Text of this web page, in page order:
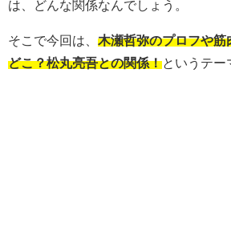
は、どんな関係なんでしょう。
そこで今回は、 木瀬哲弥のプロフや筋
どこ？松丸亮吾との関係！というテー